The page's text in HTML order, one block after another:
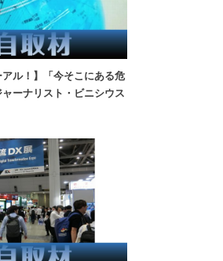
アル！】「今そこにある危
ーナリスト・ビニシウス